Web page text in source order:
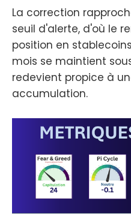
La correction
seuil d'alerte, d'où le
position en
mois se maintient
redevient propice à
accumulation.